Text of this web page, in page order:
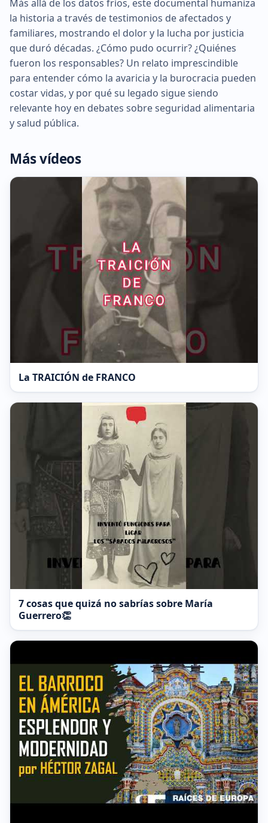
Más allá de los datos fríos, este documental humaniza
la historia a través de testimonios de afectados y
familiares, mostrando el dolor y la lucha por justicia
que duró décadas. ¿Cómo pudo ocurrir? ¿Quiénes
fueron los responsables? Un relato imprescindible
para entender cómo la avaricia y la burocracia pueden
costar vidas, y por qué su legado sigue siendo
relevante hoy en debates sobre seguridad alimentaria
y salud pública.
Más vídeos
La TRAICIÓN de FRANCO
7 cosas que quizá no sabrías sobre María
Guerrero👏